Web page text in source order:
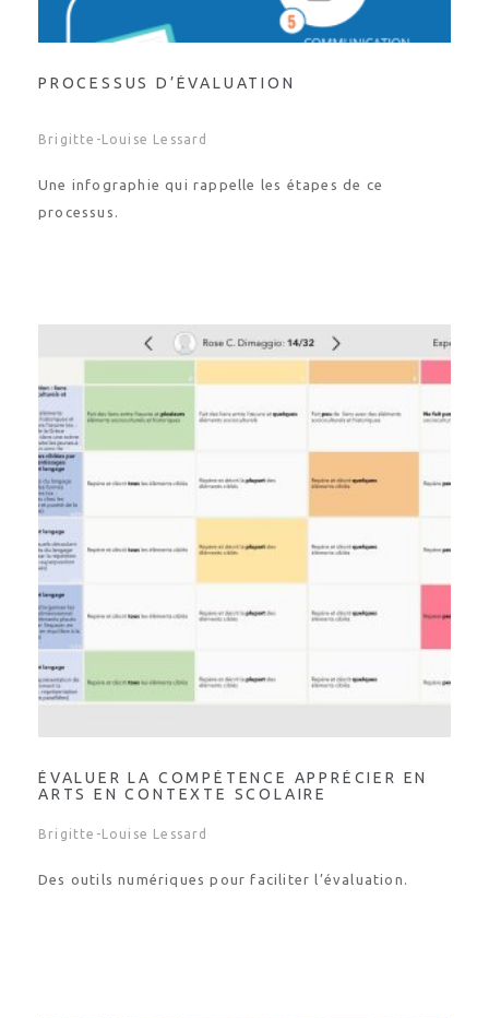
PROCESSUS D’ÉVALUATION
Brigitte-Louise Lessard
Une infographie qui rappelle les étapes de ce
processus.
ÉVALUER LA COMPÉTENCE APPRÉCIER EN
ARTS EN CONTEXTE SCOLAIRE
Brigitte-Louise Lessard
Des outils numériques pour faciliter l’évaluation.